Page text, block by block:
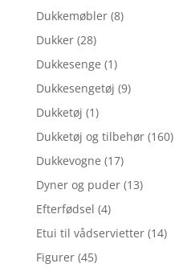
Dukkemøbler (8)
Dukker (28)
Dukkesenge (1)
Dukkesengetøj (9)
Dukketøj (1)
Dukketøj og tilbehør (160)
Dukkevogne (17)
Dyner og puder (13)
Efterfødsel (4)
Etui til vådservietter (14)
Figurer (45)